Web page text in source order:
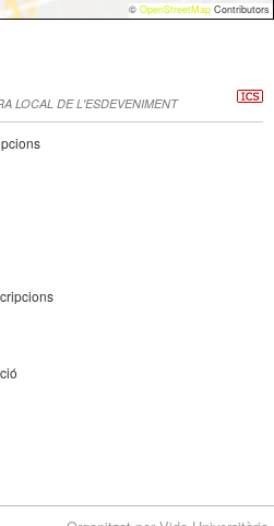
© OpenStreetMap Contributors
LOCAL DE L'ESDEVENIMENT